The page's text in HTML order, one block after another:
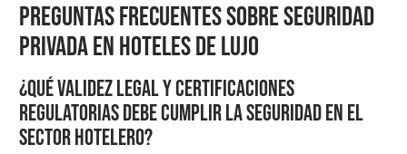
Preguntas frecuentes sobre seguridad
privada en hoteles de lujo
¿Qué validez legal y certificaciones
regulatorias debe cumplir la seguridad en el
sector hotelero?